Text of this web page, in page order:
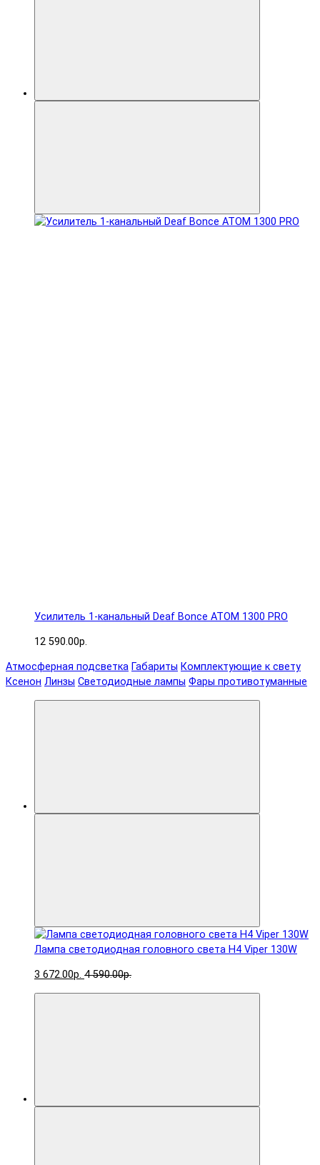
Усилитель 1-канальный Deaf Bonce ATOM 1300 PRO
12 590.00р.
Атмосферная подсветка Габариты Комплектующие к свету
Ксенон Линзы Светодиодные лампы Фары противотуманные
Лампа светодиодная головного света H4 Viper 130W
3 672.00р. 4 590.00р.